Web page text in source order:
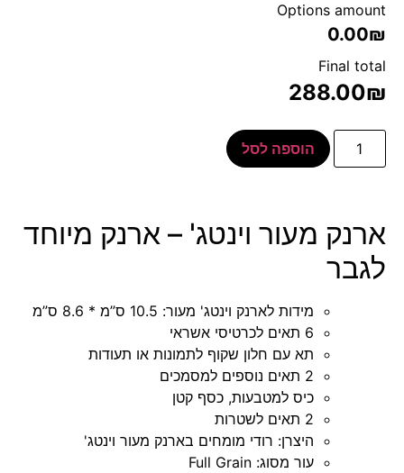
Options amount
0.00₪
Final total
288.00₪
הוספה לסל
ארנק מעור וינטג' – ארנק מיוחד
לגבר
מידות לארנק וינטג' מעור: 10.5 ס”מ * 8.6 ס”מ
6 תאים לכרטיסי אשראי
תא עם חלון שקוף לתמונות או תעודות
2 תאים נוספים למסמכים
כיס למטבעות, כסף קטן
2 תאים לשטרות
היצרן: רודי מומחים בארנק מעור וינטג'
עור מסוג: Full Grain